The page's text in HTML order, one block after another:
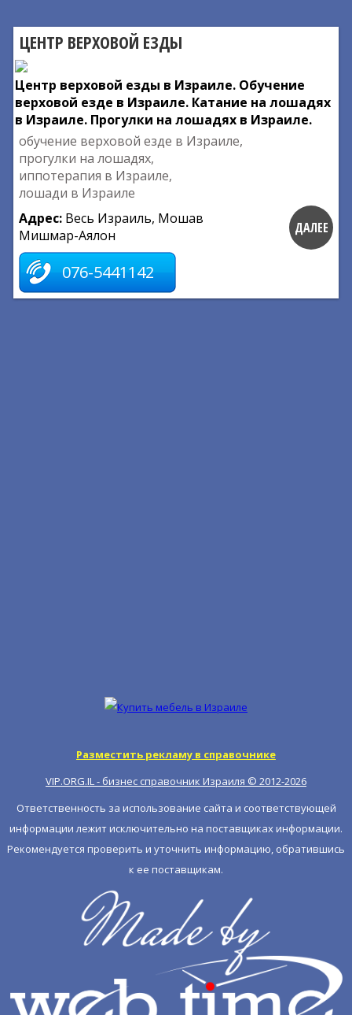
ЦЕНТР ВЕРХОВОЙ ЕЗДЫ
Центр верховой езды в Израиле. Обучение
верховой езде в Израиле. Катание на лошадях
в Израиле. Прогулки на лошадях в Израиле.
обучение верховой езде в Израиле,
прогулки на лошадях,
иппотерапия в Израиле,
лошади в Израиле
Адрес: Весь Израиль, Мошав
Мишмар-Аялон
076-5441142
ДАЛЕЕ
Разместить рекламу в справочнике
VIP.ORG.IL - бизнес справочник Израиля © 2012-2026
Ответственность за использование сайта и соответствующей
информации лежит исключительно на поставщиках информации.
Рекомендуется проверить и уточнить информацию, обратившись
к ее поставщикам.